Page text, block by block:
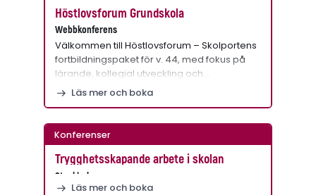
Höstlovsforum Grundskola
Webbkonferens
Välkommen till Höstlovsforum – Skolportens
fortbildningspaket för v. 44, med fokus på
lärande, kollegial utveckling och…
Läs mer och boka
Konferenser
Trygghetsskapande arbete i skolan
Stockholm
Läs mer och boka